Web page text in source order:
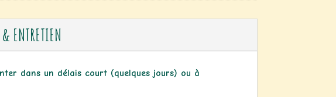
ENTRETIEN
dans un délais court (quelques jours) ou à